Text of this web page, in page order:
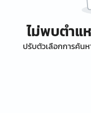
ไม่พบตำแ
ปรับตัวเลือกการค้น